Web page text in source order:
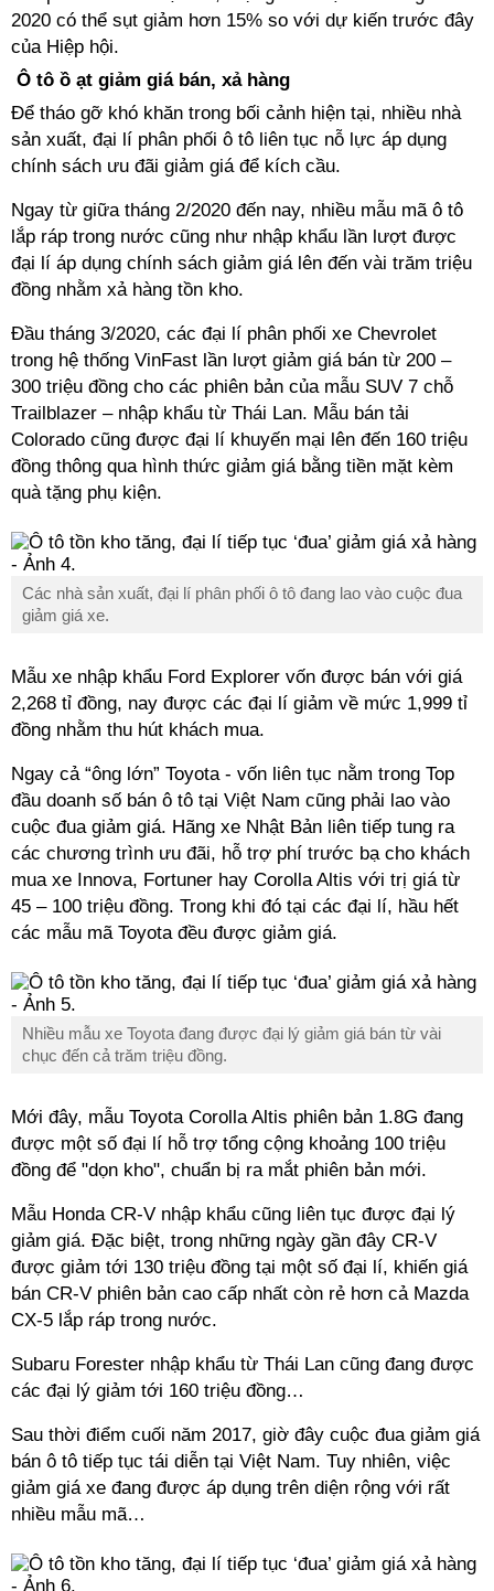
2020 có thể sụt giảm hơn 15% so với dự kiến trước đây
của Hiệp hội.
Ô tô ồ ạt giảm giá bán, xả hàng
Để tháo gỡ khó khăn trong bối cảnh hiện tại, nhiều nhà
sản xuất, đại lí phân phối ô tô liên tục nỗ lực áp dụng
chính sách ưu đãi giảm giá để kích cầu.
Ngay từ giữa tháng 2/2020 đến nay, nhiều mẫu mã ô tô
lắp ráp trong nước cũng như nhập khẩu lần lượt được
đại lí áp dụng chính sách giảm giá lên đến vài trăm triệu
đồng nhằm xả hàng tồn kho.
Đầu tháng 3/2020, các đại lí phân phối xe Chevrolet
trong hệ thống VinFast lần lượt giảm giá bán từ 200 –
300 triệu đồng cho các phiên bản của mẫu SUV 7 chỗ
Trailblazer – nhập khẩu từ Thái Lan. Mẫu bán tải
Colorado cũng được đại lí khuyến mại lên đến 160 triệu
đồng thông qua hình thức giảm giá bằng tiền mặt kèm
quà tặng phụ kiện.
Các nhà sản xuất, đại lí phân phối ô tô đang lao vào cuộc đua
giảm giá xe.
Mẫu xe nhập khẩu Ford Explorer vốn được bán với giá
2,268 tỉ đồng, nay được các đại lí giảm về mức 1,999 tỉ
đồng nhằm thu hút khách mua.
Ngay cả “ông lớn” Toyota - vốn liên tục nằm trong Top
đầu doanh số bán ô tô tại Việt Nam cũng phải lao vào
cuộc đua giảm giá. Hãng xe Nhật Bản liên tiếp tung ra
các chương trình ưu đãi, hỗ trợ phí trước bạ cho khách
mua xe Innova, Fortuner hay Corolla Altis với trị giá từ
45 – 100 triệu đồng. Trong khi đó tại các đại lí, hầu hết
các mẫu mã Toyota đều được giảm giá.
Nhiều mẫu xe Toyota đang được đại lý giảm giá bán từ vài
chục đến cả trăm triệu đồng.
Mới đây, mẫu Toyota Corolla Altis phiên bản 1.8G đang
được một số đại lí hỗ trợ tổng cộng khoảng 100 triệu
đồng để "dọn kho", chuẩn bị ra mắt phiên bản mới.
Mẫu Honda CR-V nhập khẩu cũng liên tục được đại lý
giảm giá. Đặc biệt, trong những ngày gần đây CR-V
được giảm tới 130 triệu đồng tại một số đại lí, khiến giá
bán CR-V phiên bản cao cấp nhất còn rẻ hơn cả Mazda
CX-5 lắp ráp trong nước.
Subaru Forester nhập khẩu từ Thái Lan cũng đang được
các đại lý giảm tới 160 triệu đồng…
Sau thời điểm cuối năm 2017, giờ đây cuộc đua giảm giá
bán ô tô tiếp tục tái diễn tại Việt Nam. Tuy nhiên, việc
giảm giá xe đang được áp dụng trên diện rộng với rất
nhiều mẫu mã…